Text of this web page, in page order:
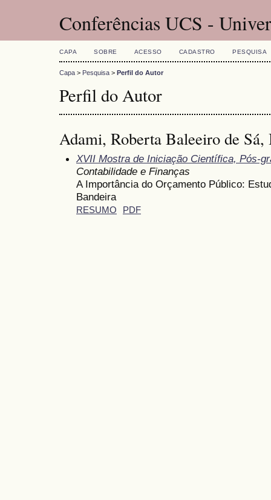
Conferências UCS -
CAPA SOBRE ACESSO CADASTRO PESQUISA
Capa > Pesquisa > Perfil do Autor
Perfil do Autor
Adami, Roberta Baleeiro de Sá,
XVII Mostra de Iniciação Científica, Pós-
Contabilidade e Finanças
A Importância do Orçamento Público:
Bandeira
RESUMO PDF